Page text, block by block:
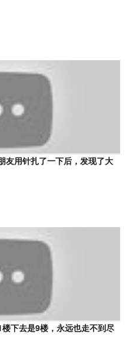
友用针扎了一下后，发现了大
楼下去是9楼，永远也走不到尽